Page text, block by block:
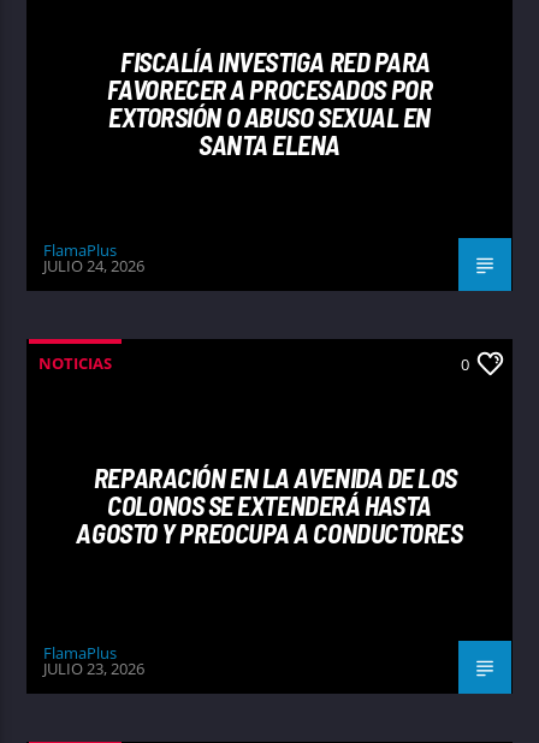
FISCALÍA INVESTIGA RED PARA
FAVORECER A PROCESADOS POR
EXTORSIÓN O ABUSO SEXUAL EN
SANTA ELENA
FlamaPlus
JULIO 24, 2026
NOTICIAS 0
REPARACIÓN EN LA AVENIDA DE LOS
COLONOS SE EXTENDERÁ HASTA
AGOSTO Y PREOCUPA A CONDUCTORES
FlamaPlus
JULIO 23, 2026